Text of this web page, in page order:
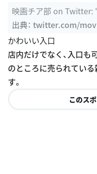
学の東門 ...
出典：twitter.com/
61197486083
かわいい入口
店内だけでなく、入口も
のところに売られている
す。